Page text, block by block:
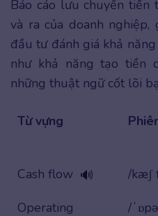
Báo cáo lưu chuyển
và ra của doanh
đầu tư đánh giá khả
như khả năng tạo tiền
những thuật ngữ cốt lõi
Từ vựng
Cash flow 🔊 /kæʃ
Operating
/